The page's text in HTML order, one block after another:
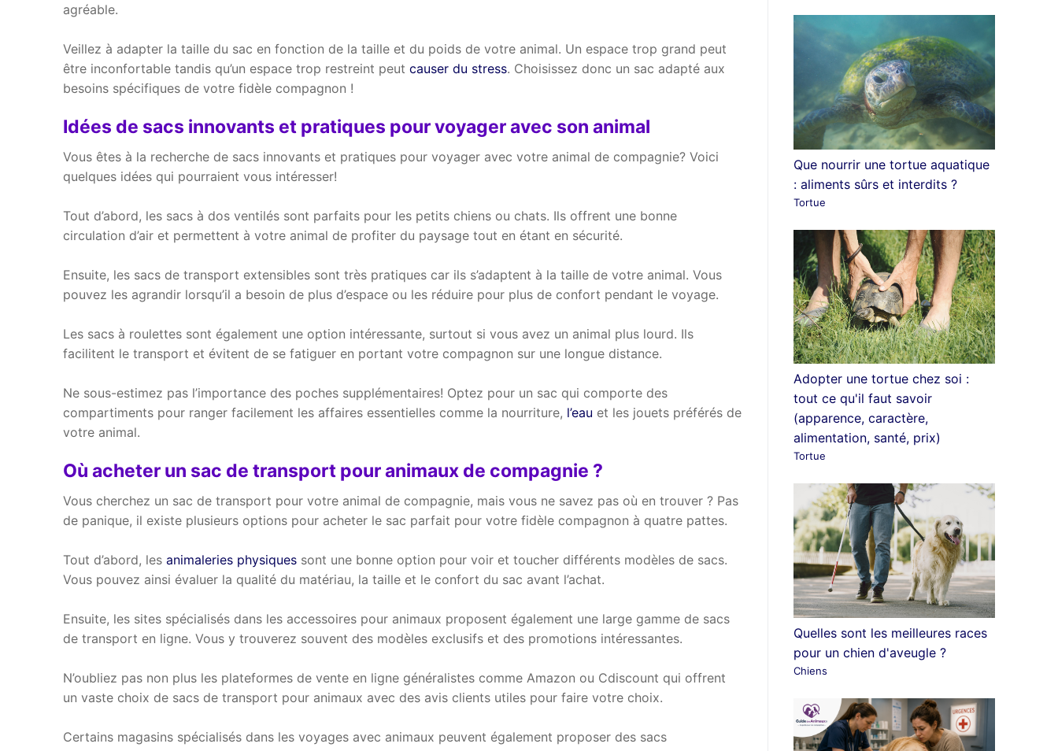
agréable.
Veillez à adapter la taille du sac en fonction de la taille et du poids de votre animal. Un espace trop grand peut
être inconfortable tandis qu’un espace trop restreint peut causer du stress. Choisissez donc un sac adapté aux
besoins spécifiques de votre fidèle compagnon !
Idées de sacs innovants et pratiques pour voyager avec son animal
Vous êtes à la recherche de sacs innovants et pratiques pour voyager avec votre animal de compagnie? Voici
quelques idées qui pourraient vous intéresser!
Tout d’abord, les sacs à dos ventilés sont parfaits pour les petits chiens ou chats. Ils offrent une bonne
circulation d’air et permettent à votre animal de profiter du paysage tout en étant en sécurité.
Ensuite, les sacs de transport extensibles sont très pratiques car ils s’adaptent à la taille de votre animal. Vous
pouvez les agrandir lorsqu’il a besoin de plus d’espace ou les réduire pour plus de confort pendant le voyage.
Les sacs à roulettes sont également une option intéressante, surtout si vous avez un animal plus lourd. Ils
facilitent le transport et évitent de se fatiguer en portant votre compagnon sur une longue distance.
Ne sous-estimez pas l’importance des poches supplémentaires! Optez pour un sac qui comporte des
compartiments pour ranger facilement les affaires essentielles comme la nourriture, l’eau et les jouets préférés de
votre animal.
Où acheter un sac de transport pour animaux de compagnie ?
Vous cherchez un sac de transport pour votre animal de compagnie, mais vous ne savez pas où en trouver ? Pas
de panique, il existe plusieurs options pour acheter le sac parfait pour votre fidèle compagnon à quatre pattes.
Tout d’abord, les animaleries physiques sont une bonne option pour voir et toucher différents modèles de sacs.
Vous pouvez ainsi évaluer la qualité du matériau, la taille et le confort du sac avant l’achat.
Ensuite, les sites spécialisés dans les accessoires pour animaux proposent également une large gamme de sacs
de transport en ligne. Vous y trouverez souvent des modèles exclusifs et des promotions intéressantes.
N’oubliez pas non plus les plateformes de vente en ligne généralistes comme Amazon ou Cdiscount qui offrent
un vaste choix de sacs de transport pour animaux avec des avis clients utiles pour faire votre choix.
Certains magasins spécialisés dans les voyages avec animaux peuvent également proposer des sacs
Que nourrir une tortue aquatique
: aliments sûrs et interdits ?
Tortue
Adopter une tortue chez soi :
tout ce qu'il faut savoir
(apparence, caractère,
alimentation, santé, prix)
Tortue
Quelles sont les meilleures races
pour un chien d'aveugle ?
Chiens